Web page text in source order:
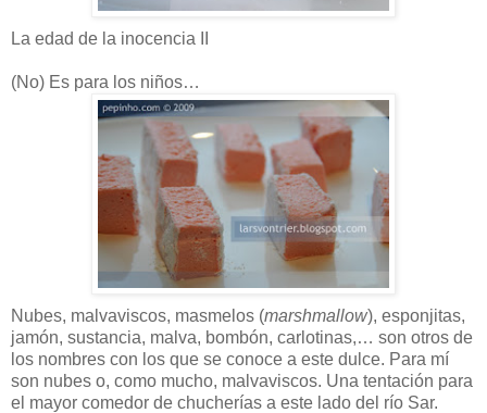
La edad de la inocencia II
(No) Es para los niños…
Nubes, malvaviscos, masmelos (marshmallow), esponjitas,
jamón, sustancia, malva, bombón, carlotinas,… son otros de
los nombres con los que se conoce a este dulce. Para mí
son nubes o, como mucho, malvaviscos. Una tentación para
el mayor comedor de chucherías a este lado del río Sar.